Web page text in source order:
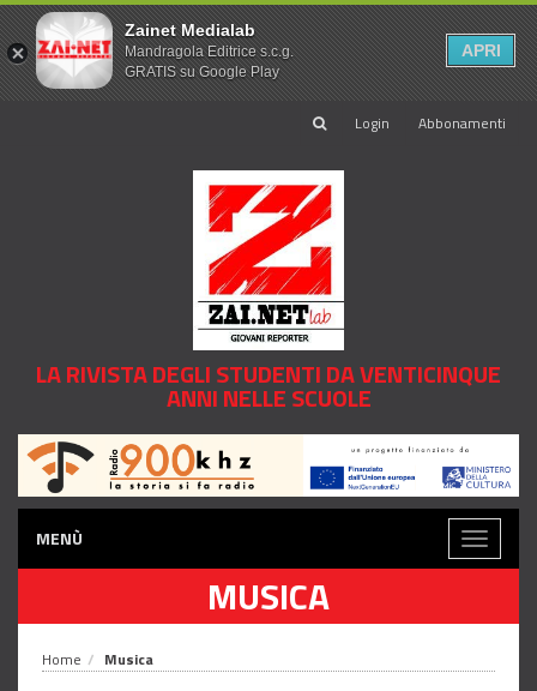
Login Abbonamenti
LA RIVISTA DEGLI STUDENTI DA VENTICINQUE
ANNI NELLE SCUOLE
MENÙ
Toggle
MUSICA
Home Musica
Zainet Medialab
Mandragola Editrice s.c.g.
GRATIS su Google Play
APRI